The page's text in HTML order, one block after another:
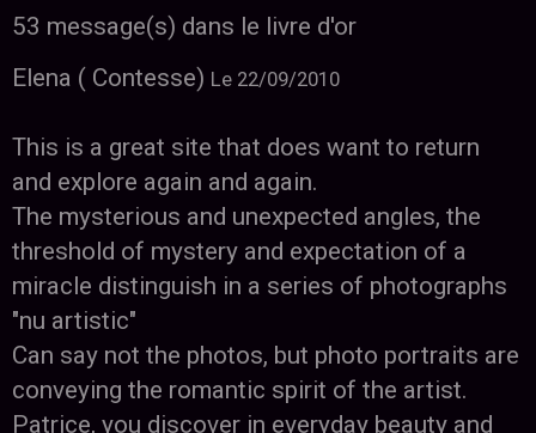
53 message(s) dans le livre d'or
Elena ( Contesse) Le 22/09/2010
This is a great site that does want to return
and explore again and again.
The mysterious and unexpected angles, the
threshold of mystery and expectation of a
miracle distinguish in a series of photographs
"nu artistic"
Can say not the photos, but photo portraits are
conveying the romantic spirit of the artist.
Patrice, you discover in everyday beauty and